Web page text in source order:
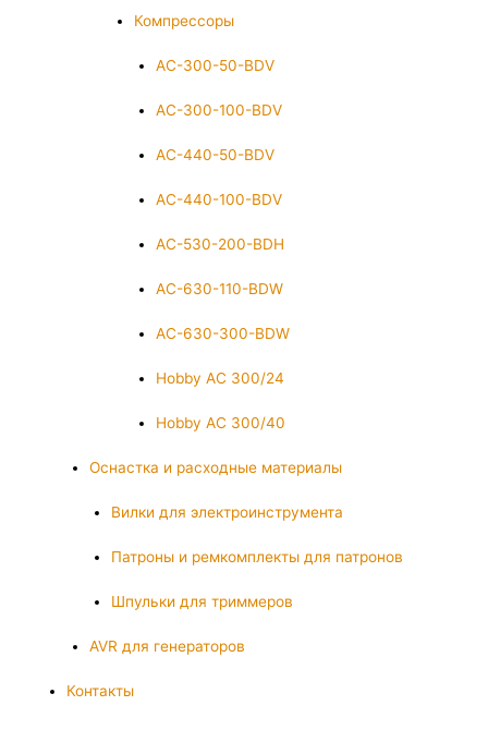
Компрессоры
AC-300-50-BDV
AC-300-100-BDV
AC-440-50-BDV
AC-440-100-BDV
AC-530-200-BDH
AC-630-110-BDW
AC-630-300-BDW
Hobby AC 300/24
Hobby AC 300/40
Оснастка и расходные материалы
Вилки для электроинструмента
Патроны и ремкомплекты для патронов
Шпульки для триммеров
AVR для генераторов
Контакты